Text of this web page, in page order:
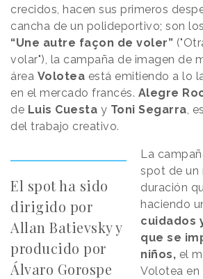
crecidos, hacen sus primeros
cancha de un polideportivo; son
“Une autre façon de voler”
volar"), la campaña de imagen de
área Volotea está emitiendo a lo
en el mercado francés. Alegre
de Luis Cuesta y Toni Segarra,
del trabajo creativo.
El spot ha sido
dirigido por
Allan Batievsky y
producido por
Álvaro Gorospe
La
spot de un
duración
haciendo
cuidados
que se
niños, el
Volotea en